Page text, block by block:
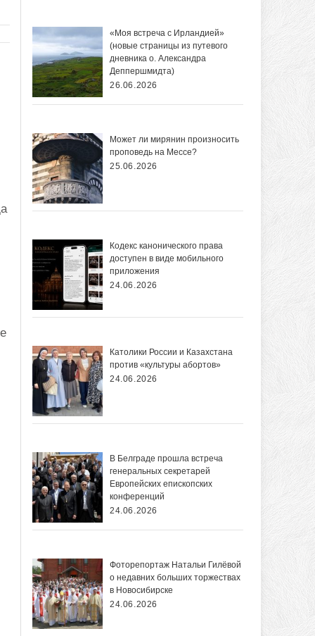
«Моя встреча с Ирландией»
(новые страницы из путевого
дневника о. Александра
Деппершмидта)
26.06.2026
Может ли мирянин произносить
проповедь на Мессе?
25.06.2026
Кодекс канонического права
доступен в виде мобильного
приложения
24.06.2026
Католики России и Казахстана
против «культуры абортов»
24.06.2026
В Белграде прошла встреча
генеральных секретарей
Европейских епископских
конференций
24.06.2026
Фоторепортаж Натальи Гилёвой
о недавних больших торжествах
в Новосибирске
24.06.2026